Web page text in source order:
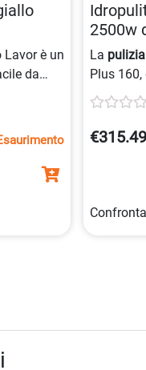
è un
da
lo
2500w
La pulizia
Plus
motore
esterne ,
dipulizia
€315.49